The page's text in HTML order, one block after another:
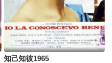
知己知彼1965